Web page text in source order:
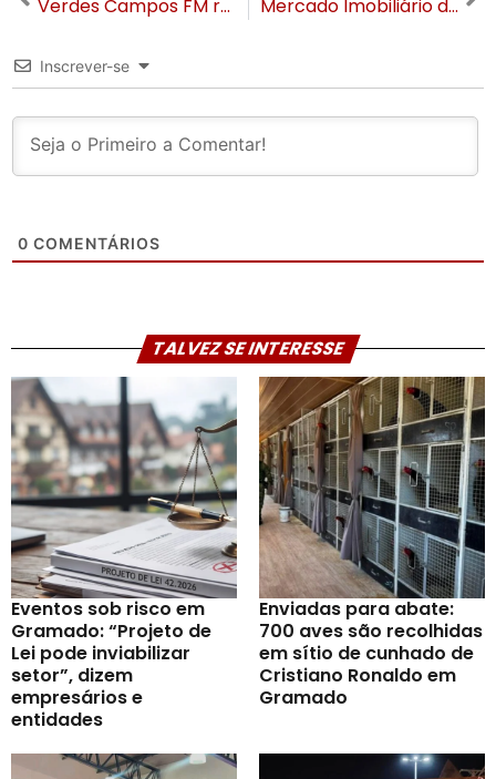
Verdes Campos FM retorna ao dial em novo canal e com cobertura ampliada para mais de 100 municípios gaúchos Mercado Imobiliário de Gramado supera impacto das chuvas com alta de 33% nas vendas e m² beirando R$ 20 mil, no primeiro semestre de 2025
Inscrever-se
0 COMENTÁRIOS
TALVEZ SE INTERESSE
Eventos sob risco em
Gramado: “Projeto de
Lei pode inviabilizar
setor”, dizem
empresários e
entidades
Enviadas para abate:
700 aves são recolhidas
em sítio de cunhado de
Cristiano Ronaldo em
Gramado